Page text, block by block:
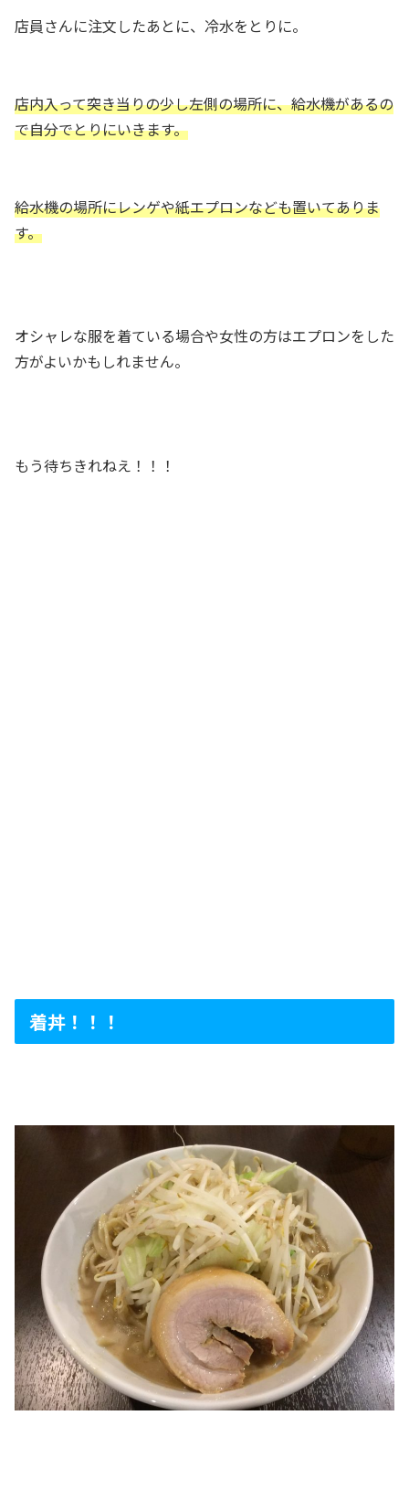
店員さんに注文したあとに、冷水をとりに。
店内入って突き当りの少し左側の場所に、給水機があるの
で自分でとりにいきます。
給水機の場所にレンゲや紙エプロンなども置いてありま
す。
オシャレな服を着ている場合や女性の方はエプロンをした
方がよいかもしれません。
もう待ちきれねえ！！！
着丼！！！